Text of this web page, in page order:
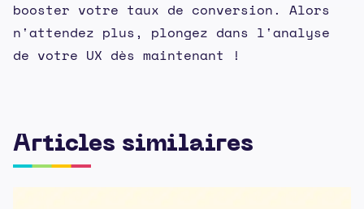
booster votre taux de conversion. Alors
n'attendez plus, plongez dans l'analyse
de votre UX dès maintenant !
Articles similaires